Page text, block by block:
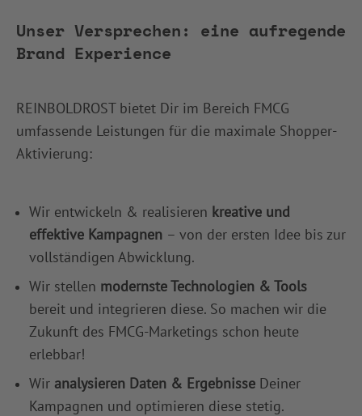
Unser Versprechen: eine aufregende
Brand Experience
REINBOLDROST bietet Dir im Bereich FMCG
umfassende Leistungen für die maximale Shopper-
Aktivierung:
Wir entwickeln & realisieren kreative und
effektive Kampagnen – von der ersten Idee bis zur
vollständigen Abwicklung.
Wir stellen modernste Technologien & Tools
bereit und integrieren diese. So machen wir die
Zukunft des FMCG-Marketings schon heute
erlebbar!
Wir analysieren Daten & Ergebnisse Deiner
Kampagnen und optimieren diese stetig.